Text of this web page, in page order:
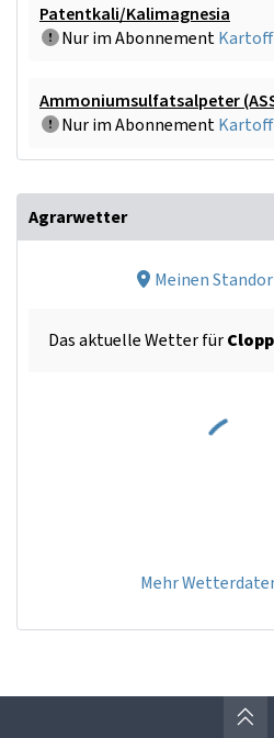
Patentkali/Kalimagnesia
Nur im Abonnement
Ammoniumsulfatsalpeter
Nur im Abonnement
Agrarwetter
Meinen
Das aktuelle Wetter für
Mehr